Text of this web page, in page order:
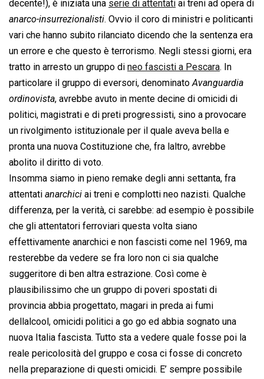
decente!), è iniziata una serie di attentati ai treni ad opera di
anarco-insurrezionalisti. Ovvio il coro di ministri e politicanti
vari che hanno subito rilanciato dicendo che la sentenza era
un errore e che questo è terrorismo. Negli stessi giorni, era
tratto in arresto un gruppo di neo fascisti a Pescara. In
particolare il gruppo di eversori, denominato Avanguardia
ordinovista, avrebbe avuto in mente decine di omicidi di
politici, magistrati e di preti progressisti, sino a provocare
un rivolgimento istituzionale per il quale aveva bella e
pronta una nuova Costituzione che, fra laltro, avrebbe
abolito il diritto di voto.
Insomma siamo in pieno remake degli anni settanta, fra
attentati  anarchici  ai treni e complotti neo nazisti. Qualche
differenza, per la verità, ci sarebbe: ad esempio è possibile
che gli attentatori ferroviari questa volta siano
effettivamente anarchici e non fascisti come nel 1969, ma
resterebbe da vedere se fra loro non ci sia qualche
suggeritore di ben altra estrazione. Così come è
plausibilissimo che un gruppo di poveri spostati di
provincia abbia progettato, magari in preda ai fumi
dellalcool, omicidi politici a go go ed abbia sognato una
nuova Italia fascista. Tutto sta a vedere quale fosse poi la
reale pericolosità del gruppo e cosa ci fosse di concreto
nella preparazione di questi omicidi. E’ sempre possibile